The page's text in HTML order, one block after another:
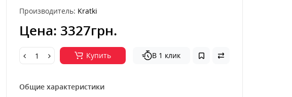
Производитель: Kratki
Цена: 3327грн.
Купить В 1 клик
Общие характеристики